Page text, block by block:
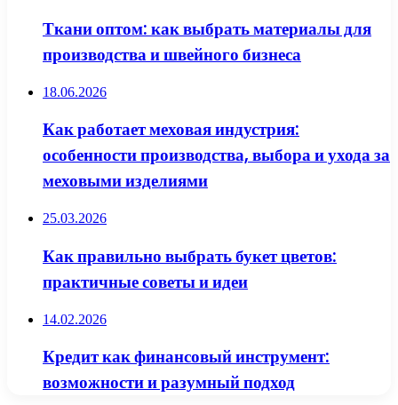
Ткани оптом: как выбрать материалы для
производства и швейного бизнеса
18.06.2026
Как работает меховая индустрия:
особенности производства, выбора и ухода за
меховыми изделиями
25.03.2026
Как правильно выбрать букет цветов:
практичные советы и идеи
14.02.2026
Кредит как финансовый инструмент:
возможности и разумный подход